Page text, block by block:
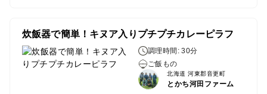
炊飯器で簡単！キヌア入りプチプチカレーピラフ
調理時間: 30分
ご飯もの
北海道 河東郡音更町
とかち河田ファーム